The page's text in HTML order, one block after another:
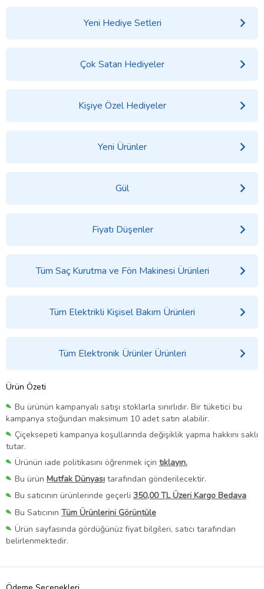
Yeni Hediye Setleri
Çok Satan Hediyeler
Kişiye Özel Hediyeler
Yeni Ürünler
Gül
Fiyatı Düşenler
Tüm Saç Kurutma ve Fön Makinesi Ürünleri
Tüm Elektrikli Kişisel Bakım Ürünleri
Tüm Elektronik Ürünler Ürünleri
Ürün Özeti
Bu ürünün kampanyalı satışı stoklarla sınırlıdır. Bir tüketici bu
kampanya stoğundan maksimum 10 adet satın alabilir.
Çiçeksepeti kampanya koşullarında değişiklik yapma hakkını saklı
tutar.
Ürünün iade politikasını öğrenmek için tıklayın.
Bu ürün Mutfak Dünyası tarafından gönderilecektir.
Bu satıcının ürünlerinde geçerli 350,00 TL Üzeri Kargo Bedava
Bu Satıcının Tüm Ürünlerini Görüntüle
Ürün sayfasında gördüğünüz fiyat bilgileri, satıcı tarafından
belirlenmektedir.